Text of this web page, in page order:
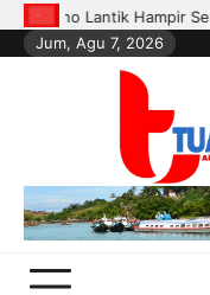
Skip
to
Dasa Wisma di Tujuh
Jum, Agu 7, 2026